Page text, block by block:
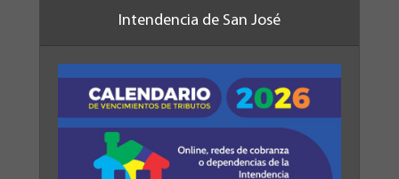
Intendencia de San José